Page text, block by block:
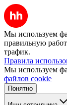
Мы используем
правильную
трафик.
Правила
Мы используем
файлов cookie
Понятно